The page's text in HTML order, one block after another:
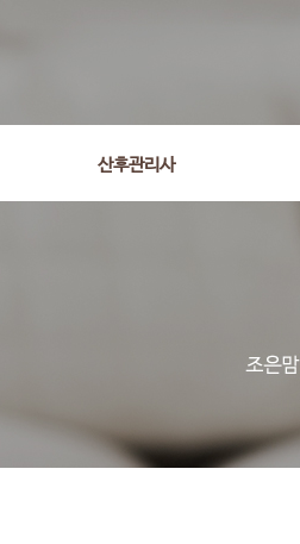
산후관리사